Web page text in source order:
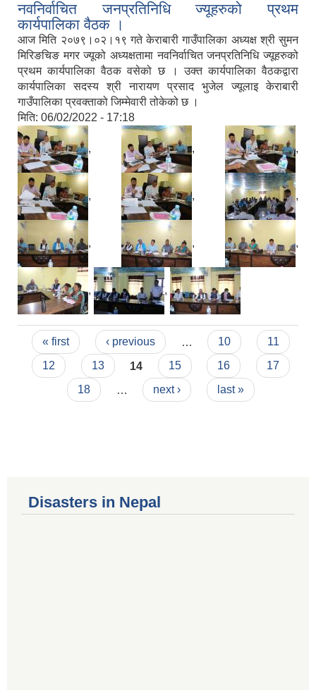
नवनिर्वाचित जनप्रतिनिधि ज्यूहरुको प्रथम
कार्यपालिका वैठक ।
आज मिति २०७९।०२।१९ गते केराबारी गाउँपालिका अध्यक्ष श्री सुमन
मिरिङचिङ मगर ज्यूको अध्यक्षतामा नवनिर्वाचित जनप्रतिनिधि ज्यूहरुको
प्रथम कार्यपालिका वैठक वसेको छ । उक्त कार्यपालिका वैठकद्वारा
कार्यपालिका सदस्य श्री नारायण प्रसाद भुजेल ज्यूलाइ केराबारी
गाउँपालिका प्रवक्ताको जिम्मेवारी तोकेको छ ।
मिति: 06/02/2022 - 17:18
, , ,
, , ,
, , ,
, ,
Pages
« first ‹ previous 10
11
12
13 14 15 16
17
18
next › last »
Disasters in Nepal